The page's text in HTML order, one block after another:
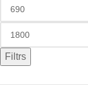
Filtrs